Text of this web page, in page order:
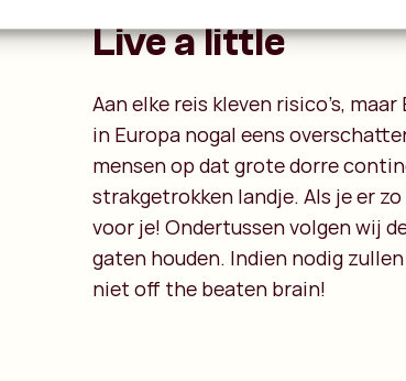
Live a little
Aan elke reis kleven risico’s,
in Europa nogal eens
mensen op dat grote dorre
strakgetrokken landje. Als je er
voor je! Ondertussen volgen wij
gaten houden. Indien nodig
niet off the beaten brain!